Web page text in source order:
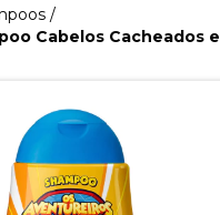
/
Cabelos Cacheados e